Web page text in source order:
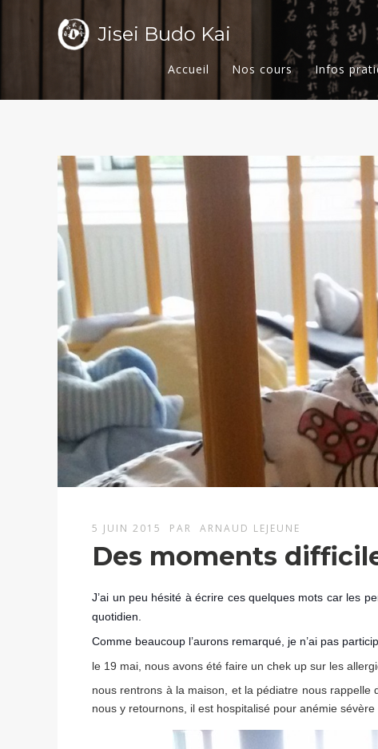
Jisei Budo Kai
Accueil Nos cours Infos
5 JUIN 2015 PAR ARNAUD LEJEUNE
Des moments
J’ai un peu hésité à écrire ces quelques mots car les
quotidien.
Comme beaucoup l’aurons remarqué, je n’ai pas
le 19 mai, nous avons été faire un chek up sur les
nous rentrons à la maison, et la pédiatre nous rappelle
nous y retournons, il est hospitalisé pour anémie